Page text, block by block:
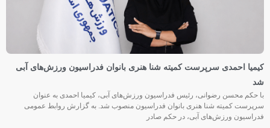
کیمیا احمدی سرپرست کمیته شنا هنری بانوان فدراسیون ورزش‌های آبی
شد
با حکم محسن رضوانی، رئیس فدراسیون ورزش‌های آبی، کیمیا احمدی به عنوان
سرپرست کمیته شنا هنری بانوان فدراسیون منصوب شد. به گزارش روابط عمومی
فدراسیون ورزش‌های آبی، در حکم صادر